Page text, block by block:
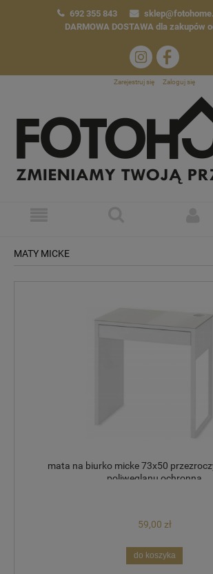
692 355 843
DARMOWA DOSTAWA dla zakupów
Zarejestruj się Zaloguj się
MATY MICKE
mata na biurko micke 73x50
poliwęglanu ochronna
59,00 zł
do koszyka